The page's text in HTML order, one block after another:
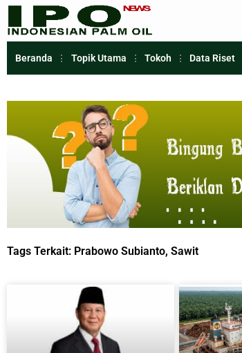
Beranda Topik Utama Tokoh Data Riset
Tags Terkait: Prabowo Subianto, Sawit